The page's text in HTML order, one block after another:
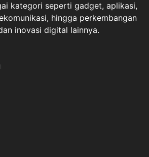
kategori seperti gadget, aplikasi,
hingga perkembangan
inovasi digital lainnya.